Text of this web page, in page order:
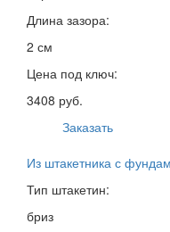
Длина зазора:
2 см
Цена под ключ:
3408 руб.
Заказать
Из штакетника с
Тип штакетин:
бриз